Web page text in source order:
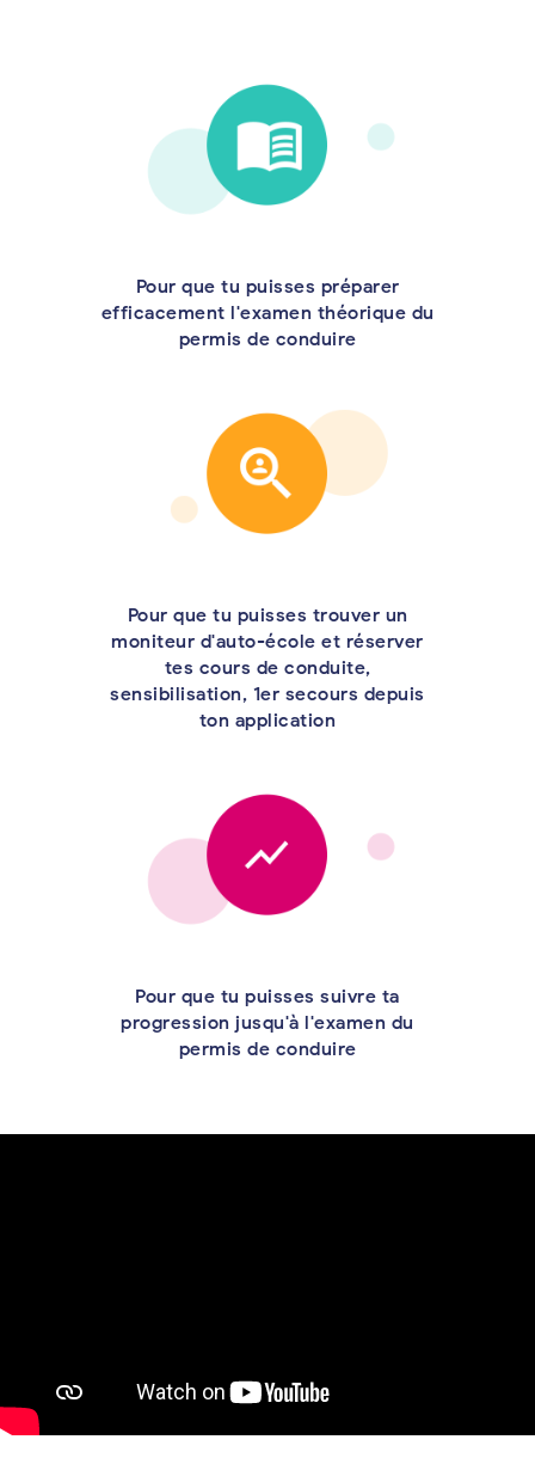
Pour que tu puisses préparer
efficacement l'examen théorique du
permis de conduire
Pour que tu puisses trouver un
moniteur d'auto-école et réserver
tes cours de conduite,
sensibilisation, 1er secours depuis
ton application
Pour que tu puisses suivre ta
progression jusqu'à l'examen du
permis de conduire